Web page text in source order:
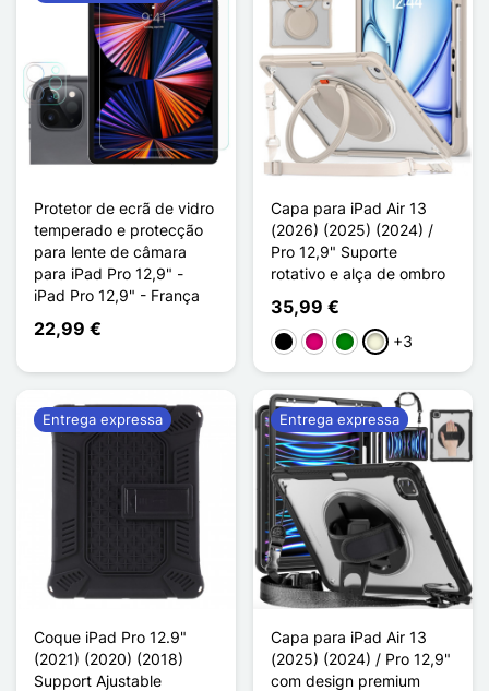
Protetor de ecrã de vidro
temperado e protecção
para lente de câmara
para iPad Pro 12,9" -
iPad Pro 12,9" - França
22,99 €
Capa para iPad Air 13
(2026) (2025) (2024) /
Pro 12,9" Suporte
rotativo e alça de ombro
35,99 €
PretoMagenta
VerdeBege+3
Coque iPad Pro 12.9"
(2021) (2020) (2018)
Support Ajustable
Entrega expressa
Capa para iPad Air 13
(2025) (2024) / Pro 12,9"
com design premium
Entrega expressa